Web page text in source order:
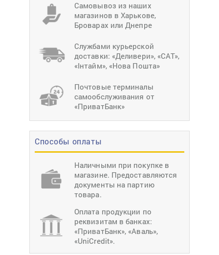
Самовывоз из наших
магазинов в Харькове,
Броварах или Днепре
Службами курьерской
доставки: «Деливери», «САТ»,
«Інтайм», «Нова Пошта»
Почтовые терминалы
самообслуживания от
«ПриватБанк»
Способы оплаты
Наличными при покупке в
магазине. Предоставляются
документы на партию
товара.
Оплата продукции по
реквизитам в банках:
«ПриватБанк», «Аваль»,
«UniCredit».